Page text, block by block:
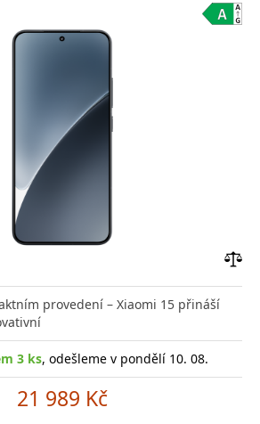
provedení – Xiaomi 15 přináší
3 ks, odešleme v pondělí 10. 08.
21 989 Kč